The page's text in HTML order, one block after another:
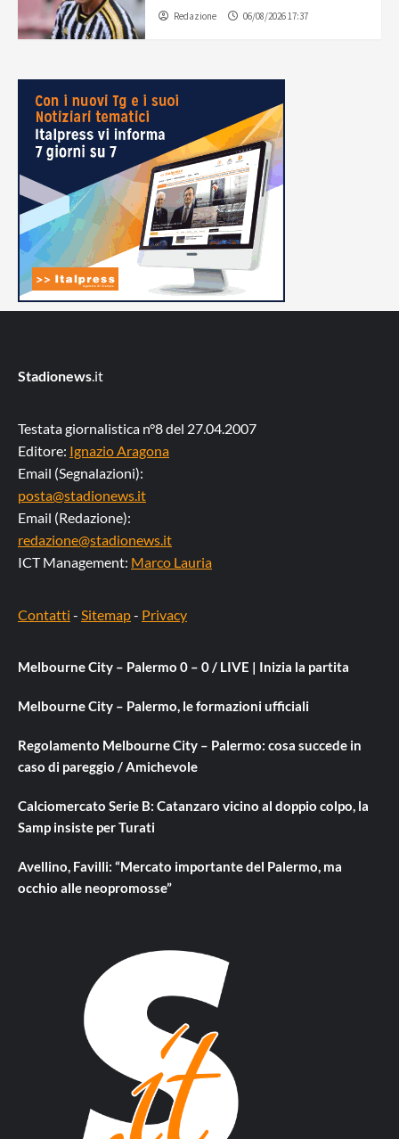
Redazione 06/08/2026 17:37
Stadionews.it
Testata giornalistica n°8 del 27.04.2007
Editore: Ignazio Aragona
Email (Segnalazioni):
posta@stadionews.it
Email (Redazione):
redazione@stadionews.it
ICT Management: Marco Lauria
Contatti - Sitemap- Privacy
Melbourne City – Palermo 0 – 0 / LIVE | Inizia la partita
Melbourne City – Palermo, le formazioni ufficiali
Regolamento Melbourne City – Palermo: cosa succede in
caso di pareggio / Amichevole
Calciomercato Serie B: Catanzaro vicino al doppio colpo, la
Samp insiste per Turati
Avellino, Favilli: “Mercato importante del Palermo, ma
occhio alle neopromosse”